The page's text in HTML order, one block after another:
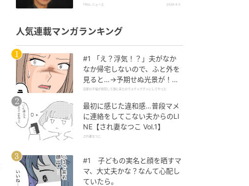
収“９５億超え”シリーズで輝い
TRILL ニュース 2026.8.5
人気連載マンガランキング
#1 「え？浮気！？」夫がなか
なか帰宅しないので、ふと外を
見ると…→予期せぬ光景が！｜
旦那の不倫が発覚して頭に来た
旦那の不倫が発覚して頭に来たのでメチャクチャにしてやった
最初に感じた違和感…普段マメ
に連絡をしてこない夫からのLI
NE【され妻なつこ Vol.1】
され妻なつこ
#1 子どもの実名と顔を晒すマ
マ、大丈夫かな？なんて心配し
ていたら。